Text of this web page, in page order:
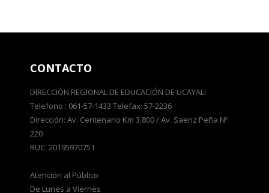
CONTACTO
DIRECCIÓN REGIONAL DE EDUCACIÓN DE UCAYALI
Telefono : 061-57-1433 Telefax: 57-2236
Dirección: Av. Centenario Km 3.800 / Av. Saenz Peña Nº
220
RUC: 20195970751
Atención al Público
De Lunes a Viernes